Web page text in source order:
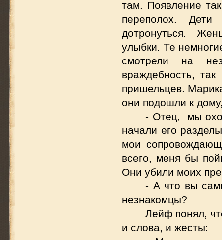
там. Появление
переполох.
дотронуться.
улыбки. Те
смотрели на
враждебность,
пришельцев.
они подошли к
- Отец, мы
начали его
мои
всего, меня бы
Они убили моих
- А что вы
незнакомцы?
Лейф понял,
и слова, и жесты: